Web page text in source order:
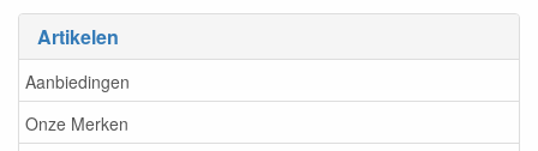
Artikelen
Aanbiedingen
Onze Merken